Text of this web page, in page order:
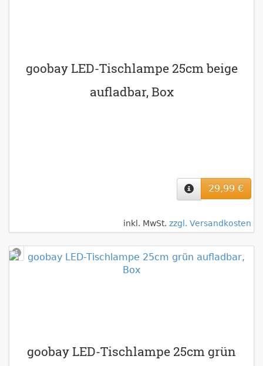
goobay LED-Tischlampe 25cm beige
aufladbar, Box
29,99 €
inkl. MwSt. zzgl. Versandkosten
goobay LED-Tischlampe 25cm grün